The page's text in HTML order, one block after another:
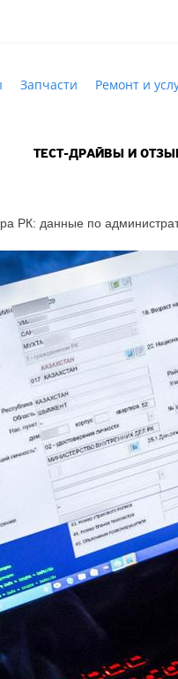
Запчасти Ремонт и
ТЕСТ-ДРАЙВЫ И
РК: данные по